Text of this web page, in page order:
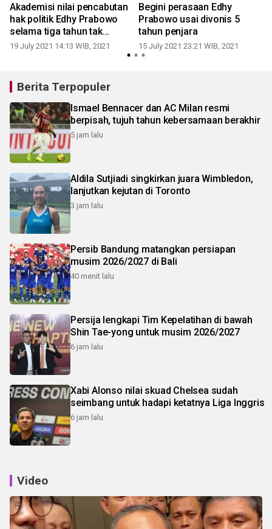
Akademisi nilai pencabutan
hak politik Edhy Prabowo
selama tiga tahun tak
maksimal
19 July 2021 14:13 WIB, 2021
Begini perasaan Edhy
Prabowo usai divonis 5
tahun penjara
15 July 2021 23:21 WIB, 2021
Berita Terpopuler
Ismael Bennacer dan AC Milan resmi
berpisah, tujuh tahun kebersamaan berakhir
5 jam lalu
Aldila Sutjiadi singkirkan juara Wimbledon,
lanjutkan kejutan di Toronto
3 jam lalu
Persib Bandung matangkan persiapan
musim 2026/2027 di Bali
40 menit lalu
Persija lengkapi Tim Kepelatihan di bawah
Shin Tae-yong untuk musim 2026/2027
6 jam lalu
Xabi Alonso nilai skuad Chelsea sudah
seimbang untuk hadapi ketatnya Liga Inggris
6 jam lalu
Video